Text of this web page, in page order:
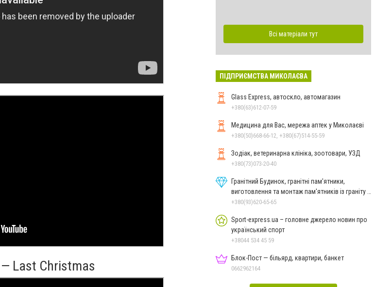
Last Christmas
Всі матеріали тут
ПІДПРИЄМСТВА МИКОЛАЄВА
Glass Express, автоскло, автомагазин
+380(63)612-07-59
Медицина для Вас, мережа аптек у Миколаєві
+380(50)668-66-12, +380(67)514-55-59
Зодіак, ветеринарна клініка, зоотовари, УЗД
+380(73)073-20-40
Гранітний Будинок, гранітні пам'ятники,
виготовлення та монтаж пам'ятників із граніту в
Миколаєві
+380(93)620-65-65
Sport-express.ua – головне джерело новин про
український спорт
+38044 534 45 59
Блок-Пост — більярд, квартири, банкет
0662962164